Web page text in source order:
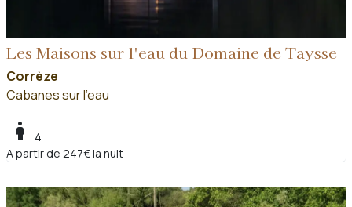
Les Maisons sur l'eau du Domaine de Taysse
Corrèze
Cabanes sur l'eau
boy
4
A partir de 247€ la nuit